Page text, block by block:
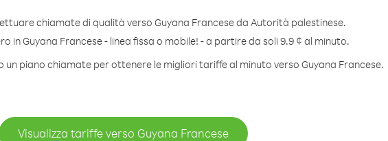
chiamate di qualità verso Guyana Francese da Autorità palestinese.
in Guyana Francese - linea fissa o mobile! - a partire da soli 9.9 ¢ al minuto.
piano chiamate per ottenere le migliori tariffe al minuto verso Guyana Francese.
Visualizza tariffe verso Guyana Francese